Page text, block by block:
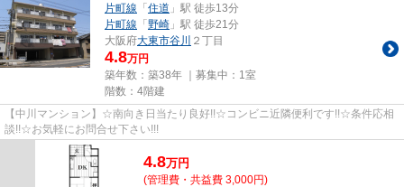
片町線 「 住道 」駅 徒歩13分
片町線 「 野崎 」駅 徒歩21分
大阪府大東市谷川 ２丁目
4.8万円
築年数：築38年 ｜募集中： 1室
階数：4階建
【中川マンション】☆南向き日当たり良好!!☆コンビニ近隣便利です!!☆条件応相
談!!☆お気軽にお問合せ下さい!!!
4.8万円
(管理費・共益費 3,000円)